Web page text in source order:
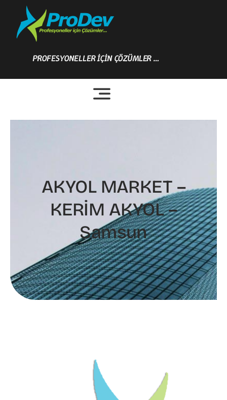
content
PROFESYONELLER İÇİN ÇÖZÜMLER …
AKYOL MARKET –
KERİM AKYOL –
Samsun